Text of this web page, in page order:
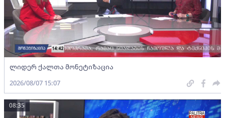
ლიდერ ქალთა მონეტიზაცია
2026/08/07 15:07
08:35